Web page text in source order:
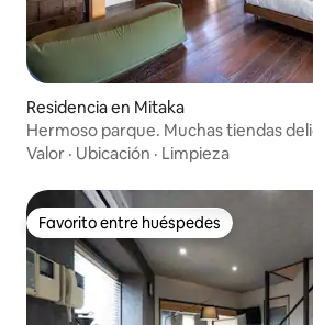
Residencia en Mitaka
Hermoso parque. Muchas tiendas
metros.
Valor · Ubicación · Limpieza
Favorito entre huéspedes
Favorito entre huéspedes